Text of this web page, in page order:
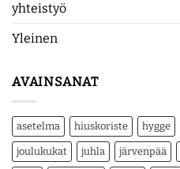
yhteistyö
Yleinen
AVAINSANAT
asetelma hiuskoriste hygge
joulukukat juhla järvenpää